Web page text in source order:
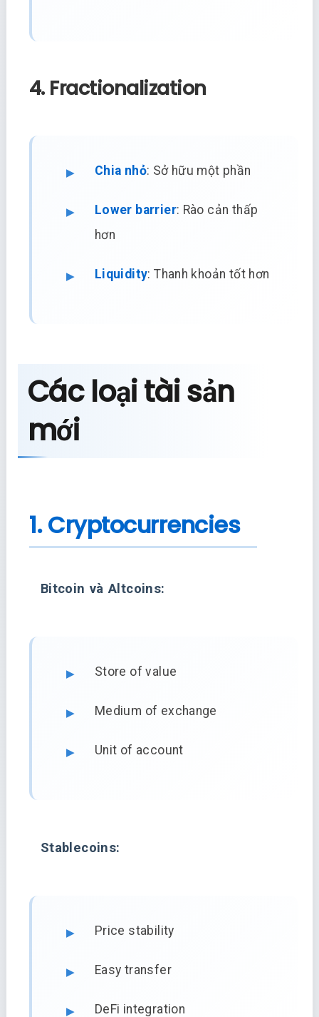
4. Fractionalization
Chia nhỏ: Sở hữu một phần
Lower barrier: Rào cản thấp
hơn
Liquidity: Thanh khoản tốt hơn
Các loại tài sản
mới
1. Cryptocurrencies
Bitcoin và Altcoins:
Store of value
Medium of exchange
Unit of account
Stablecoins:
Price stability
Easy transfer
DeFi integration